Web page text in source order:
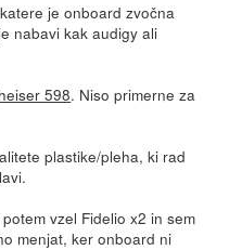
je onboard zvočna
nabavi kak audigy ali
598. Niso primerne za
plastike/pleha, ki rad
vzel Fidelio x2 in sem
menjat, ker onboard ni